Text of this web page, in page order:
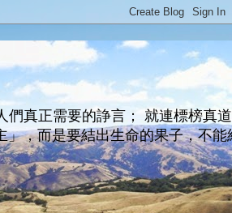
真正需要的諍言； 就連標榜真
，而是要結出生命的果子，不能